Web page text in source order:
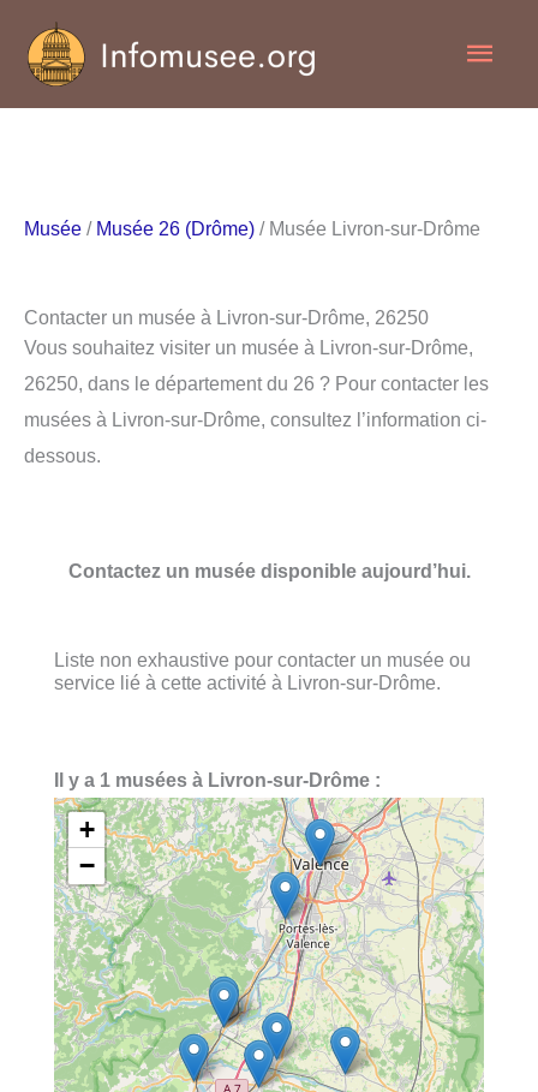
contenu
Musée / Musée 26 (Drôme) / Musée Livron-sur-Drôme
Contacter un musée à Livron-sur-Drôme, 26250
Vous souhaitez visiter un musée à Livron-sur-Drôme,
26250, dans le département du 26 ? Pour contacter les
musées à Livron-sur-Drôme, consultez l’information ci-
dessous.
Contactez un musée disponible aujourd’hui.
Liste non exhaustive pour contacter un musée ou
service lié à cette activité à Livron-sur-Drôme.
Il y a 1 musées à Livron-sur-Drôme :
+
−